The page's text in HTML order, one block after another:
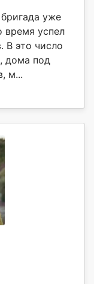
уже
время успел
В это число
дома под
м...